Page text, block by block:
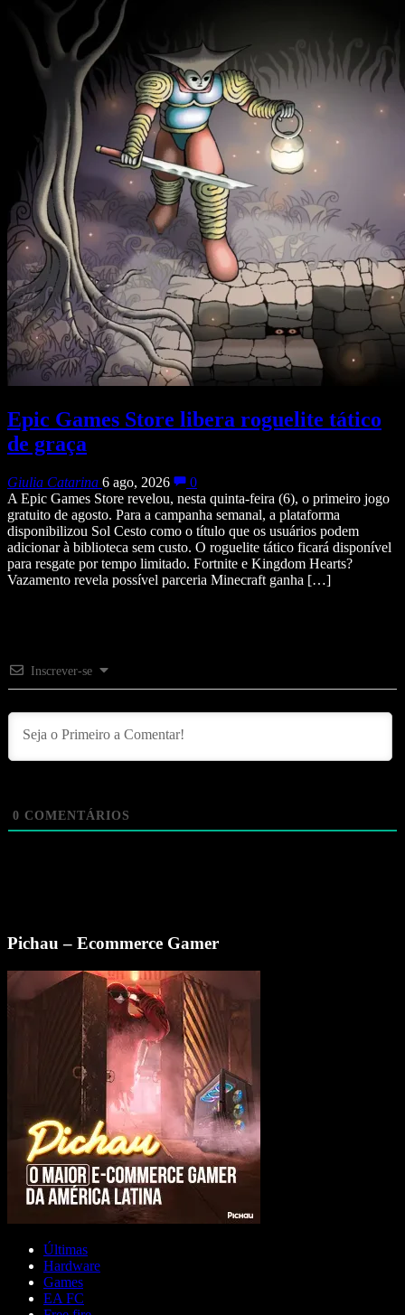
Epic Games Store libera roguelite tático
de graça
Giulia Catarina 6 ago, 2026
0
A Epic Games Store revelou, nesta quinta-feira (6), o primeiro jogo
gratuito de agosto. Para a campanha semanal, a plataforma
disponibilizou Sol Cesto como o título que os usuários podem
adicionar à biblioteca sem custo. O roguelite tático ficará disponível
para resgate por tempo limitado. Fortnite e Kingdom Hearts?
Vazamento revela possível parceria Minecraft ganha […]
Inscrever-se
0 COMENTÁRIOS
Pichau – Ecommerce Gamer
Últimas
Hardware
Games
EA FC